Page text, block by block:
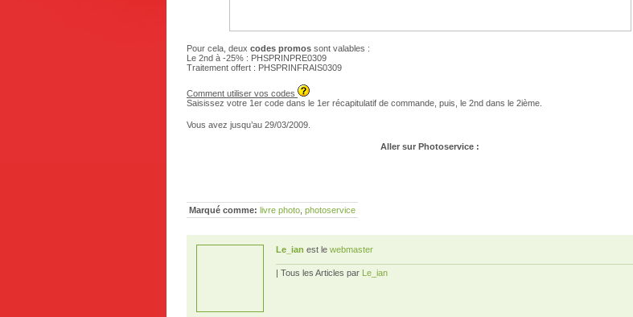
Pour cela, deux codes promos sont valables :
Le 2nd à -25% : PHSPRINPRE0309
Traitement offert : PHSPRINFRAIS0309
Comment utiliser vos codes
Saisissez votre 1er code dans le 1er récapitulatif de commande, puis, le 2nd dans le 2ième.
Vous avez jusqu’au 29/03/2009.
Aller sur Photoservice :
Marqué comme: livre photo photoservice
Le_ian est le webmaster
| Tous les Articles par Le_ian